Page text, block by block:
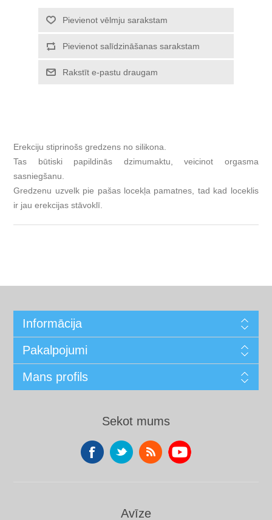
Pievienot vēlmju sarakstam
Pievienot salīdzināšanas sarakstam
Rakstīt e-pastu draugam
Erekciju stiprinošs gredzens no silikona.
Tas būtiski papildinās dzimumaktu, veicinot orgasma
sasniegšanu.
Gredzenu uzvelk pie pašas locekļa pamatnes, tad kad loceklis
ir jau erekcijas stāvoklī.
Informācija
Pakalpojumi
Mans profils
Sekot mums
Avīze